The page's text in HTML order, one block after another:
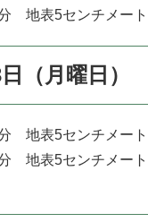
地表5センチメー
（月曜日）
地表5センチメー
地表5センチメー